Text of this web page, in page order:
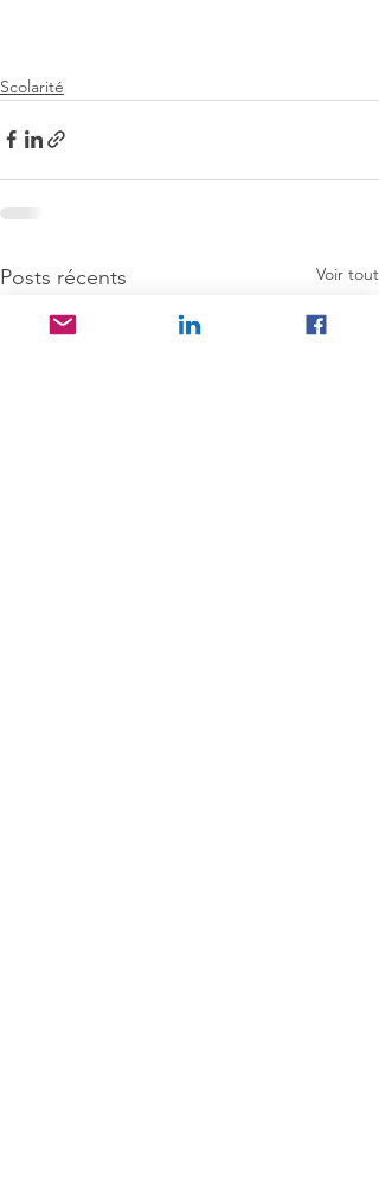
Scolarité
Posts récents Voir tout